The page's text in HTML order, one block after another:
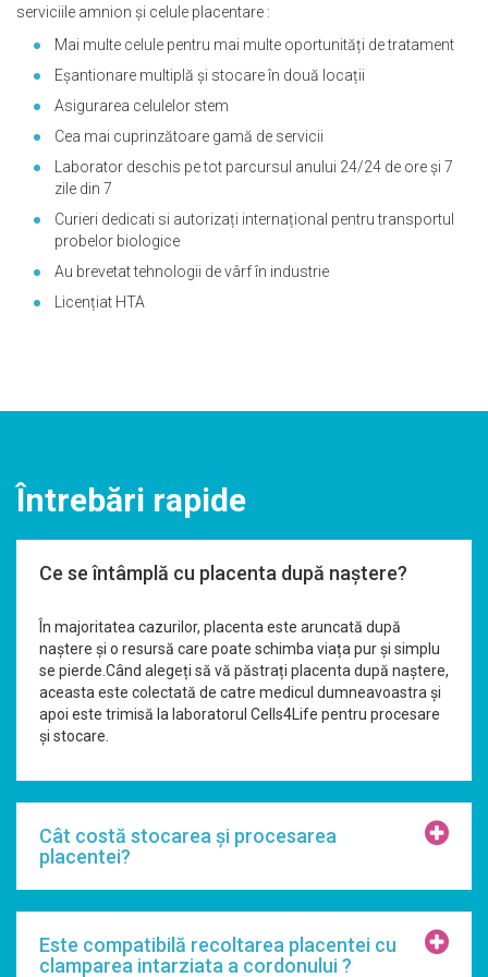
serviciile amnion și celule placentare :
Mai multe celule pentru mai multe oportunități de tratament
Eșantionare multiplă și stocare în două locații
Asigurarea celulelor stem
Cea mai cuprinzătoare gamă de servicii
Laborator deschis pe tot parcursul anului 24/24 de ore și 7
zile din 7
Curieri dedicati si autorizați internațional pentru transportul
probelor biologice
Au brevetat tehnologii de vârf în industrie
Licențiat HTA
Întrebări rapide
Ce se întâmplă cu placenta după naștere?
În majoritatea cazurilor, placenta este aruncată după
naștere și o resursă care poate schimba viața pur și simplu
se pierde.Când alegeți să vă păstrați placenta după naștere,
aceasta este colectată de catre medicul dumneavoastra și
apoi este trimisă la laboratorul Cells4Life pentru procesare
și stocare.
Cât costă stocarea și procesarea
placentei?
Este compatibilă recoltarea placentei cu
clamparea intarziata a cordonului ?